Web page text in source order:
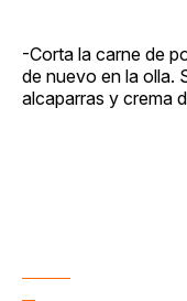
-Corta la carne de
de nuevo en la olla.
alcaparras y crema